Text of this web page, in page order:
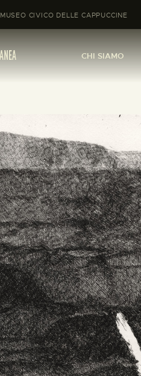
MUSEO CIVICO DELLE CAPPUCCINE
CHI SIAMO